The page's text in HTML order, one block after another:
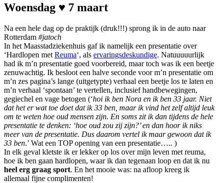
Woensdag ♥ 7 maart
Na een hele dag op de praktijk (druk!!!) sprong ik in de auto naar
Rotterdam #jatoch
In het Maasstadziekenhuis gaf ik namelijk een presentatie over
‘Hardlopen met Reuma‘, als ervaringsdeskundige. Natuuuuurlijk
had ik m’n presentatie goed voorbereid, maar toch was ik een beetje
zenuwachtig. Ik besloot een halve seconde voor m’n presentatie om
m’n zes pagina’s lange (uitgetypte) verhaal een beetje los te laten en
m’n verhaal ‘spontaan’ te vertellen, inclusief handbewegingen,
gegiechel en vage betogen (‘hoi ik ben Nora en ik ben 33 jaar. Niet
dat het er wat toe doet dat ik 33 ben, maar ik vind het zelf altijd leuk
om te weten hoe oud mensen zijn. En soms zit ik dan tijdens de hele
presentatie te denken: ‘hoe oud zou zij zijn?’ en dan hoor ik niks
meer van de presentatie. Dus daarom vertel ik maar gewoon dat ik
33 ben.’ Wat een TOP opening van een presentatie….. )
In elk geval kletste ik er lekker op los over mijn leven met reuma,
hoe ik ben gaan hardlopen, waar ik dan tegenaan loop en dat ik nu
heel erg graag sport. En het mooie was: na afloop kreeg ik
allemaal fijne complimenten!